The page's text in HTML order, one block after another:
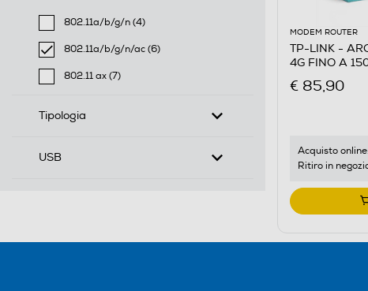
802.11a/b/g/n (4)
Filtra per Protocollo Wi-fi: 802.11a/b/g/n
802.11a/b/g/n/ac (6)
selected Filtro applicato per Protocollo Wi-fi: 802.11a/
802.11 ax (7)
Tipologia
USB
MODEM ROUTER
TP-LINK -
4G FINO A
€ 85,90
Acquisto online:
Ritiro in